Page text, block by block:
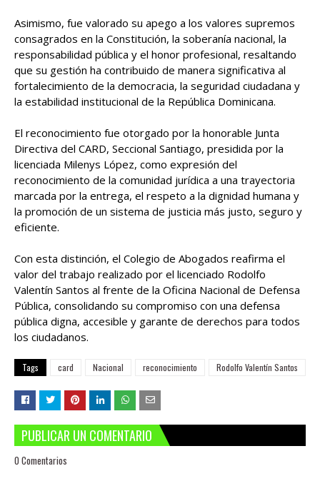
Asimismo, fue valorado su apego a los valores supremos
consagrados en la Constitución, la soberanía nacional, la
responsabilidad pública y el honor profesional, resaltando
que su gestión ha contribuido de manera significativa al
fortalecimiento de la democracia, la seguridad ciudadana y
la estabilidad institucional de la República Dominicana.
El reconocimiento fue otorgado por la honorable Junta
Directiva del CARD, Seccional Santiago, presidida por la
licenciada Milenys López, como expresión del
reconocimiento de la comunidad jurídica a una trayectoria
marcada por la entrega, el respeto a la dignidad humana y
la promoción de un sistema de justicia más justo, seguro y
eficiente.
Con esta distinción, el Colegio de Abogados reafirma el
valor del trabajo realizado por el licenciado Rodolfo
Valentín Santos al frente de la Oficina Nacional de Defensa
Pública, consolidando su compromiso con una defensa
pública digna, accesible y garante de derechos para todos
los ciudadanos.
Tags card Nacional reconocimiento Rodolfo Valentín Santos
PUBLICAR UN COMENTARIO
0 Comentarios